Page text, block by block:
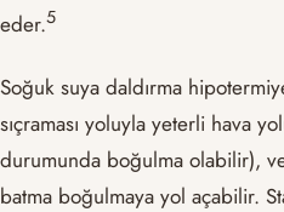
eder.​5​
Soğuk suya daldırma
sıçraması yoluyla yeterli hava
durumunda boğulma olabilir),
batma boğulmaya yol açabilir.